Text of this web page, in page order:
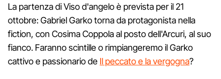
La partenza di Viso d'angelo è prevista per il 21
ottobre: Gabriel Garko torna da protagonista nella
fiction, con Cosima Coppola al posto dell'Arcuri, al suo
fianco. Faranno scintille o rimpiangeremo il Garko
cattivo e passionario de Il peccato e la vergogna?